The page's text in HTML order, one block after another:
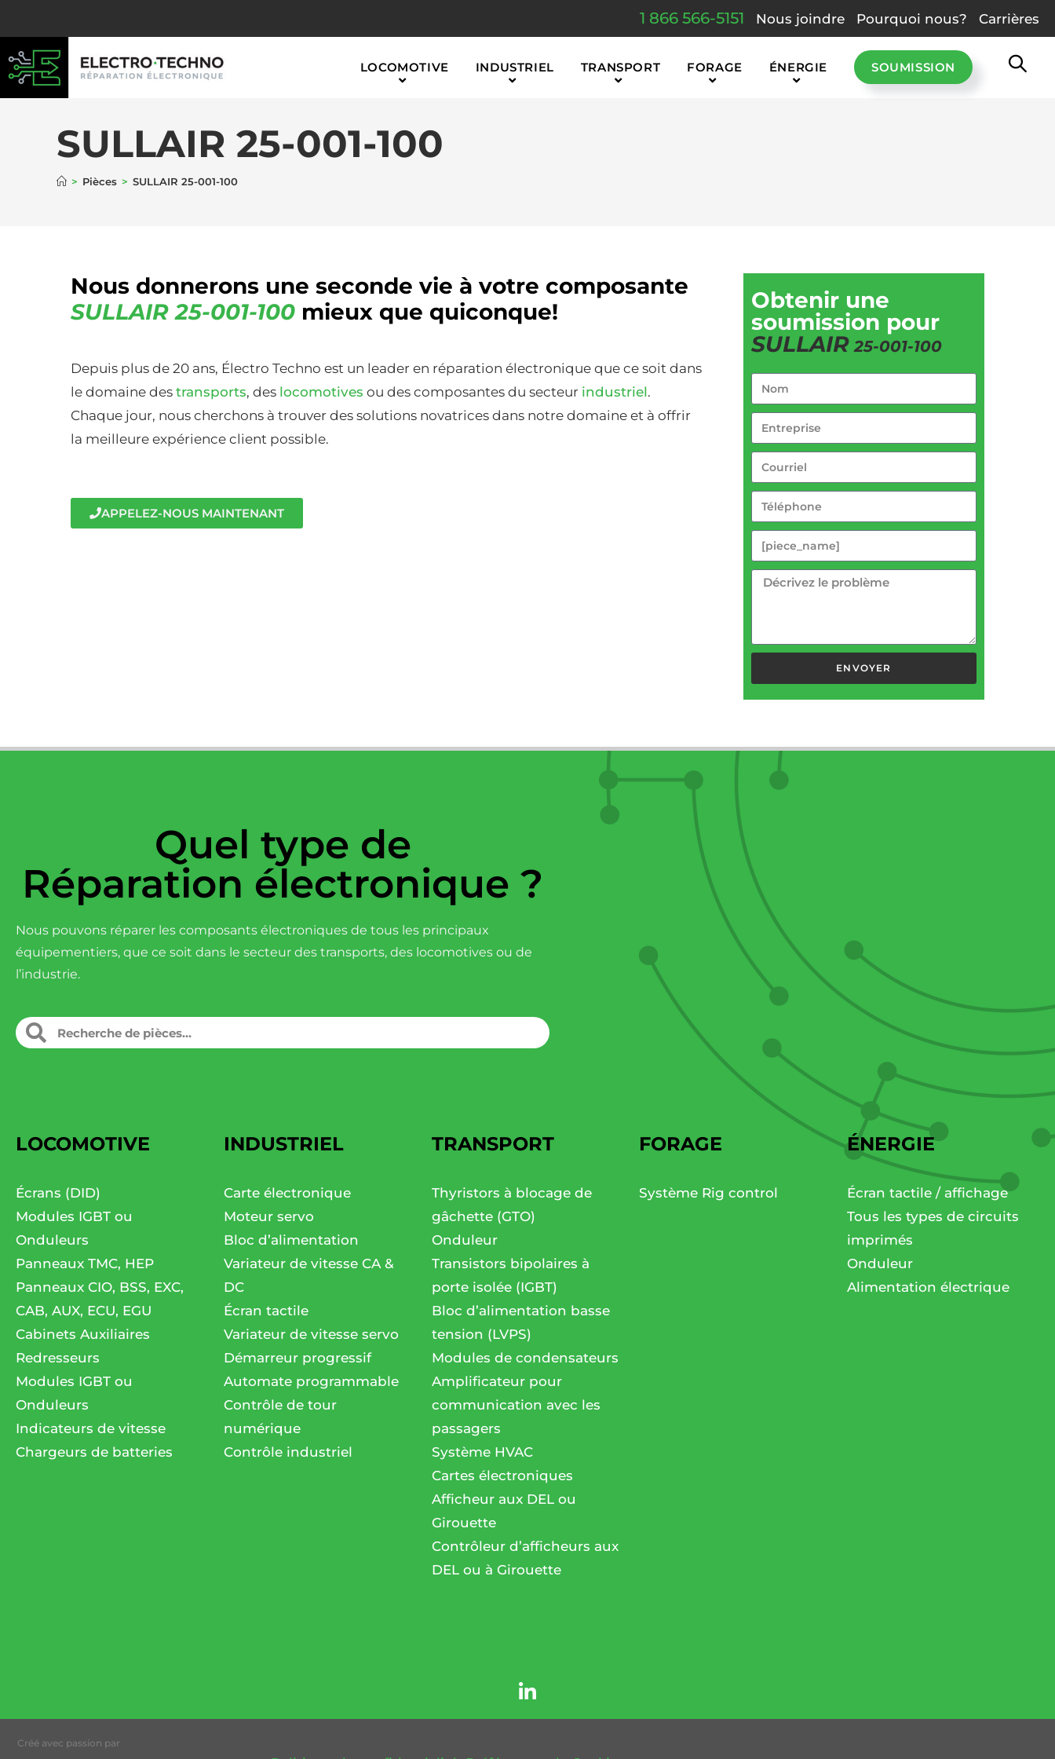
1 866 566-5151 Nous joindre Pourquoi nous? Carrières
LOCOMOTIVE INDUSTRIEL TRANSPORT FORAGE ÉNERGIE SOUMISSION
SULLAIR 25-001-100
> Pièces > SULLAIR 25-001-100
Nous donnerons une seconde vie à votre composante
SULLAIR 25-001-100 mieux que quiconque!
Depuis plus de 20 ans, Électro Techno est un leader en réparation électronique que ce soit dans
le domaine des transports, des locomotives ou des composantes du secteur industriel.
Chaque jour, nous cherchons à trouver des solutions novatrices dans notre domaine et à offrir
la meilleure expérience client possible.
APPELEZ-NOUS MAINTENANT
Obtenir une
soumission pour
SULLAIR25-001-100
ENVOYER
Quel type de
Réparation électronique ?
Nous pouvons réparer les composants électroniques de tous les principaux
équipementiers, que ce soit dans le secteur des transports, des locomotives ou de
l’industrie.
LOCOMOTIVE
Écrans (DID)
Modules IGBT ou
Onduleurs
Panneaux TMC, HEP
Panneaux CIO, BSS, EXC,
CAB, AUX, ECU, EGU
Cabinets Auxiliaires
Redresseurs
Modules IGBT ou
Onduleurs
Indicateurs de vitesse
Chargeurs de batteries
INDUSTRIEL
Carte électronique
Moteur servo
Bloc d’alimentation
Variateur de vitesse CA &
DC
Écran tactile
Variateur de vitesse servo
Démarreur progressif
Automate programmable
Contrôle de tour
numérique
Contrôle industriel
TRANSPORT
Thyristors à blocage de
gâchette (GTO)
Onduleur
Transistors bipolaires à
porte isolée (IGBT)
Bloc d’alimentation basse
tension (LVPS)
Modules de condensateurs
Amplificateur pour
communication avec les
passagers
Système HVAC
Cartes électroniques
Afficheur aux DEL ou
Girouette
Contrôleur d’afficheurs aux
DEL ou à Girouette
FORAGE
Système Rig control
ÉNERGIE
Écran tactile / affichage
Tous les types de circuits
imprimés
Onduleur
Alimentation électrique
Créé avec passion par